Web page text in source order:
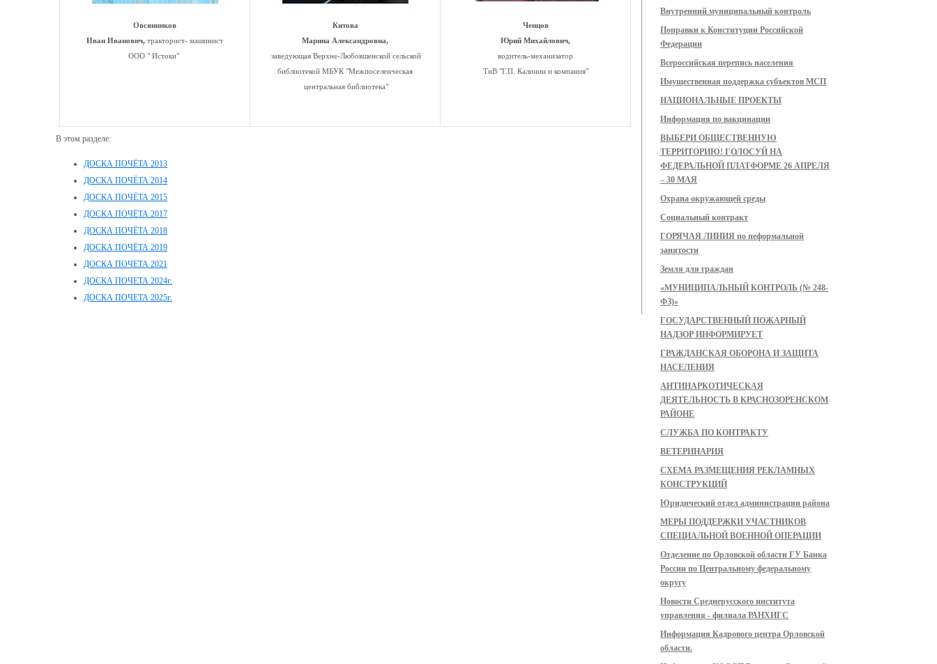
Овсянников
Иван Иванович, тракторист- машинист
ООО " Истоки"
Китова
Марина Александровна,
заведующая Верхне-Любовшенской сельской
библиотекой МБУК "Межпоселенческая
центральная библиотека"
Ченцов
Юрий Михайлович,
водитель-механизатор
ТнВ "Г.П. Калинин и компания"
В этом разделе:
ДОСКА ПОЧЁТА 2013
ДОСКА ПОЧЁТА 2014
ДОСКА ПОЧЁТА 2015
ДОСКА ПОЧЁТА 2017
ДОСКА ПОЧЁТА 2018
ДОСКА ПОЧЁТА 2019
ДОСКА ПОЧЕТА 2021
ДОСКА ПОЧЕТА 2024г.
ДОСКА ПОЧЕТА 2025г.
Внутренний муниципальный контроль
Поправки к Конституции Российской
Федерации
Всероссийская перепись населения
Имущественная поддержка субъектов МСП
НАЦИОНАЛЬНЫЕ ПРОЕКТЫ
Информация по вакцинации
ВЫБЕРИ ОБЩЕСТВЕННУЮ
ТЕРРИТОРИЮ! ГОЛОСУЙ НА
ФЕДЕРАЛЬНОЙ ПЛАТФОРМЕ 26 АПРЕЛЯ
– 30 МАЯ
Охрана окружающей среды
Социальный контракт
ГОРЯЧАЯ ЛИНИЯ по неформальной
занятости
Земля для граждан
«МУНИЦИПАЛЬНЫЙ КОНТРОЛЬ (№ 248-
ФЗ)»
ГОСУДАРСТВЕННЫЙ ПОЖАРНЫЙ
НАДЗОР ИНФОРМИРУЕТ
ГРАЖДАНСКАЯ ОБОРОНА И ЗАЩИТА
НАСЕЛЕНИЯ
АНТИНАРКОТИЧЕСКАЯ
ДЕЯТЕЛЬНОСТЬ В КРАСНОЗОРЕНСКОМ
РАЙОНЕ
СЛУЖБА ПО КОНТРАКТУ
ВЕТЕРИНАРИЯ
СХЕМА РАЗМЕЩЕНИЯ РЕКЛАМНЫХ
КОНСТРУКЦИЙ
Юридический отдел администрации района
МЕРЫ ПОДДЕРЖКИ УЧАСТНИКОВ
СПЕЦИАЛЬНОЙ ВОЕННОЙ ОПЕРАЦИИ
Отделение по Орловской области ГУ Банка
России по Центральному федеральному
округу
Новости Среднерусского института
управления - филиала РАНХИГС
Информация Кадрового центра Орловской
области.